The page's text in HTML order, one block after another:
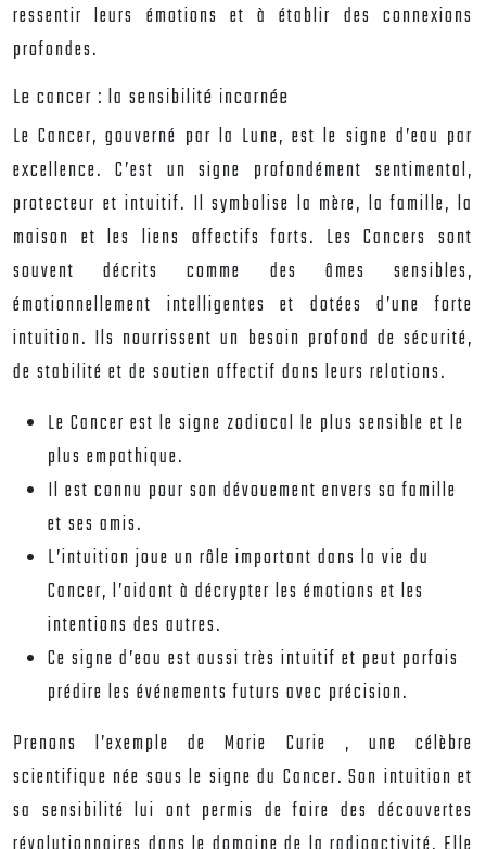
ressentir leurs émotions et à établir des connexions
profondes.
Le cancer : la sensibilité incarnée
Le Cancer, gouverné par la Lune, est le signe d’eau par
excellence. C’est un signe profondément sentimental,
protecteur et intuitif. Il symbolise la mère, la famille, la
maison et les liens affectifs forts. Les Cancers sont
souvent décrits comme des âmes sensibles,
émotionnellement intelligentes et dotées d’une forte
intuition. Ils nourrissent un besoin profond de sécurité,
de stabilité et de soutien affectif dans leurs relations.
Le Cancer est le signe zodiacal le plus sensible et le
plus empathique.
Il est connu pour son dévouement envers sa famille
et ses amis.
L’intuition joue un rôle important dans la vie du
Cancer, l’aidant à décrypter les émotions et les
intentions des autres.
Ce signe d’eau est aussi très intuitif et peut parfois
prédire les événements futurs avec précision.
Prenons l’exemple deMarie Curie , une célèbre
scientifique née sous le signe du Cancer. Son intuition et
sa sensibilité lui ont permis de faire des découvertes